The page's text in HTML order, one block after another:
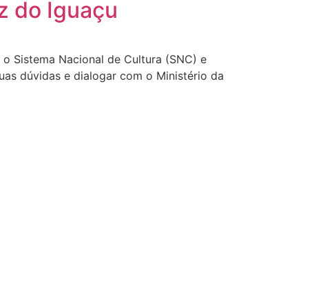
do Iguaçu
Sistema Nacional de Cultura (SNC) e
dúvidas e dialogar com o Ministério da